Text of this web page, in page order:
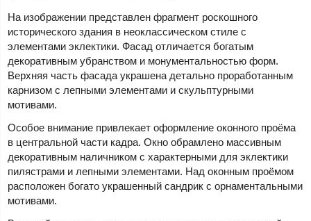
На изображении представлен фрагмент роскошного
исторического здания в неоклассическом стиле с
элементами эклектики. Фасад отличается богатым
декоративным убранством и монументальностью форм.
Верхняя часть фасада украшена детально проработанным
карнизом с лепными элементами и скульптурными
мотивами.
Особое внимание привлекает оформление оконного проёма
в центральной части кадра. Окно обрамлено массивным
декоративным наличником с характерными для эклектики
пилястрами и лепными элементами. Над оконным проёмом
расположен богато украшенный сандрик с орнаментальными
мотивами.